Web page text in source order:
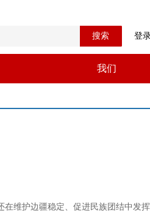
搜索 登
我们
维护边疆稳定、促进民族团结中发